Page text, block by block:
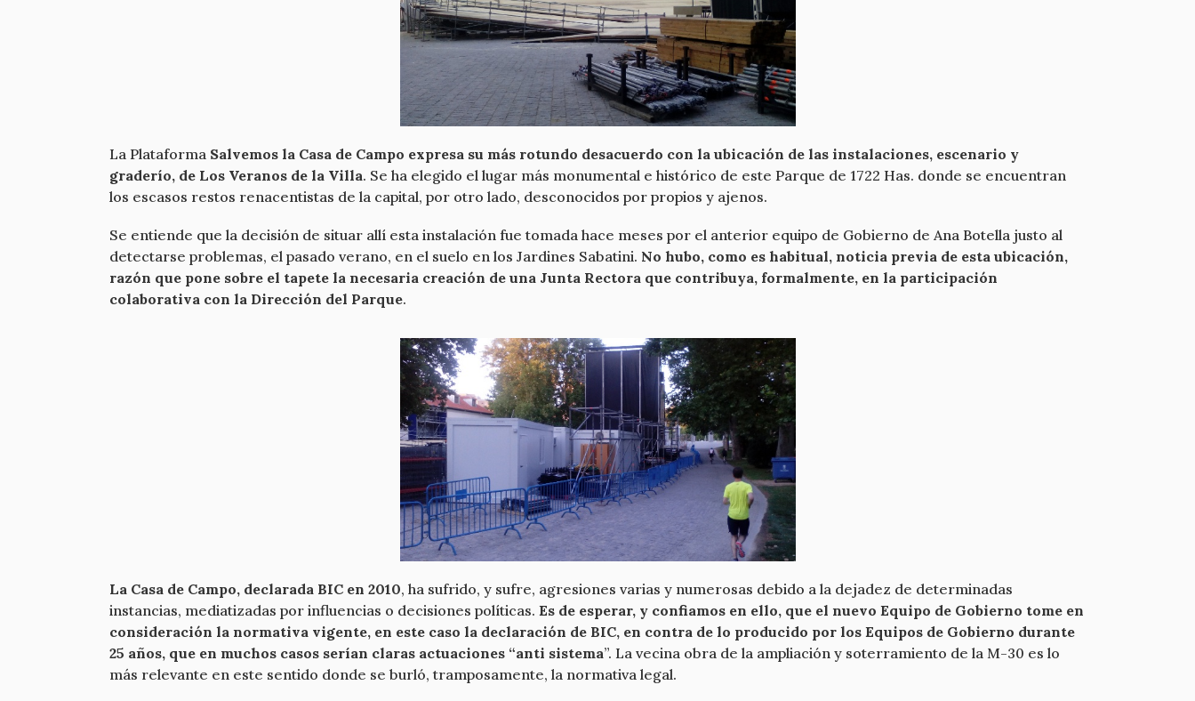
La Plataforma Salvemos la Casa de Campo expresa su más rotundo desacuerdo con la ubicación de las instalaciones, escenario y
graderío, de Los Veranos de la Villa. Se ha elegido el lugar más monumental e histórico de este Parque de 1722 Has. donde se encuentran
los escasos restos renacentistas de la capital, por otro lado, desconocidos por propios y ajenos.
Se entiende que la decisión de situar allí esta instalación fue tomada hace meses por el anterior equipo de Gobierno de Ana Botella justo al
detectarse problemas, el pasado verano, en el suelo en los Jardines Sabatini. No hubo, como es habitual, noticia previa de esta ubicación,
razón que pone sobre el tapete la necesaria creación de una Junta Rectora que contribuya, formalmente, en la participación
colaborativa con la Dirección del Parque.
La Casa de Campo, declarada BIC en 2010, ha sufrido, y sufre, agresiones varias y numerosas debido a la dejadez de determinadas
instancias, mediatizadas por influencias o decisiones políticas. Es de esperar, y confiamos en ello, que el nuevo Equipo de Gobierno tome en
consideración la normativa vigente, en este caso la declaración de BIC, en contra de lo producido por los Equipos de Gobierno durante
25 años, que en muchos casos serían claras actuaciones “anti sistema”. La vecina obra de la ampliación y soterramiento de la M-30 es lo
más relevante en este sentido donde se burló, tramposamente, la normativa legal.